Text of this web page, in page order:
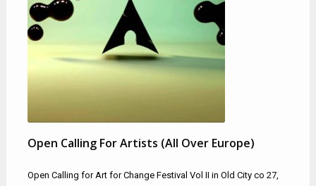
Open Calling For Artists (all Over Europe)
Open Calling for Art for Change Festival Vol II in Old City co 27,